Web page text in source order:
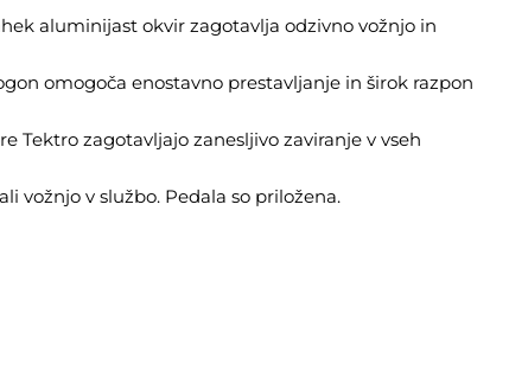
aluminijast okvir zagotavlja odzivno vožnjo in
omogoča enostavno prestavljanje in širok razpon
Tektro zagotavljajo zanesljivo zaviranje v vseh
vožnjo v službo. Pedala so priložena.